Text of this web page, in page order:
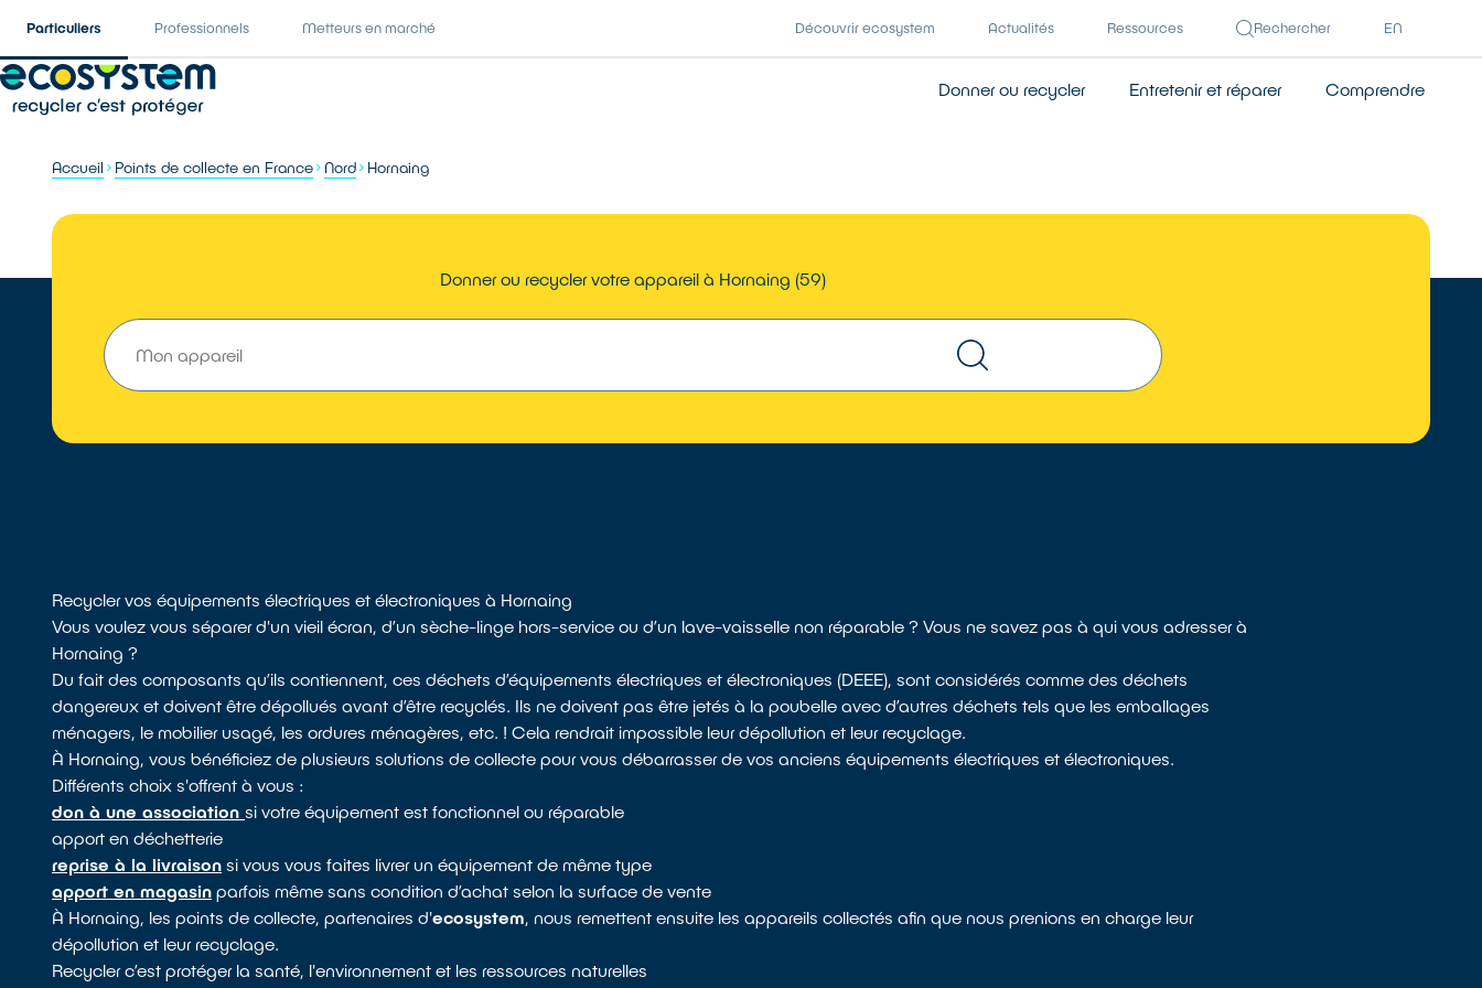
Particuliers Professionnels Metteurs en marché Découvrir ecosystem Actualités Ressources Rechercher EN
Donner ou recycler Entretenir et réparer Comprendre
Accueil Points de collecte en France Nord Hornaing
Donner ou recycler votre appareil à Hornaing (59)
Recycler vos équipements électriques et électroniques à Hornaing
Vous voulez vous séparer d'un vieil écran, d’un sèche-linge hors-service ou d’un lave-vaisselle non réparable ? Vous ne savez pas à qui vous adresser à
Hornaing ?
Du fait des composants qu’ils contiennent, ces déchets d’équipements électriques et électroniques (DEEE), sont considérés comme des déchets
dangereux et doivent être dépollués avant d’être recyclés. Ils ne doivent pas être jetés à la poubelle avec d’autres déchets tels que les emballages
ménagers, le mobilier usagé, les ordures ménagères, etc. ! Cela rendrait impossible leur dépollution et leur recyclage.
À Hornaing, vous bénéficiez de plusieurs solutions de collecte pour vous débarrasser de vos anciens équipements électriques et électroniques.
Différents choix s'offrent à vous :
don à une association si votre équipement est fonctionnel ou réparable
apport en déchetterie
reprise à la livraison si vous vous faites livrer un équipement de même type
apport en magasin parfois même sans condition d’achat selon la surface de vente
À Hornaing, les points de collecte, partenaires d'ecosystem, nous remettent ensuite les appareils collectés afin que nous prenions en charge leur
dépollution et leur recyclage.
Recycler c’est protéger la santé, l'environnement et les ressources naturelles